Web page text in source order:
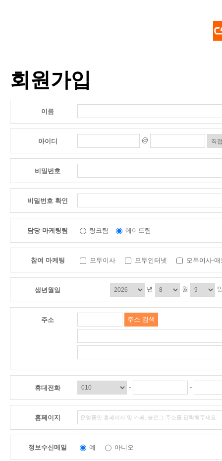
회원가입
이름
아이디 @
비밀번호
비밀번호 확인
담당 마케팅팀 링크팀 에이드팀
참여 마케팅 모두이사 모두인터넷 모두이사-
생년월일 년 월
주소 주소 검색
휴대전화 - -
홈페이지
정보수신메일 예 아니오